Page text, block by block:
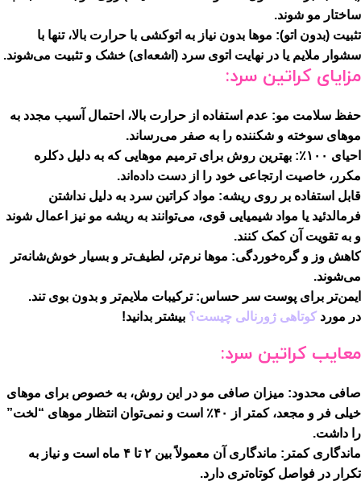
ساختار مو شوند.
تثبیت (بدون اتو): موها بدون نیاز به اتوکشی با حرارت بالا، تنها با
سشوار ملایم یا در نهایت اتوی سرد (اشعه‌ای) خشک و تثبیت می‌شوند.
مزایای کراتین سرد:
حفظ سلامت مو: عدم استفاده از حرارت بالا، احتمال آسیب مجدد به
موهای سوخته و شکننده را به صفر می‌رساند.
احیای ۱۰۰٪:
بهترین روش برای ترمیم موهایی که به دلیل دکلره
مکرر، خاصیت ارتجاعی خود را از دست داده‌اند.
قابل استفاده بر روی ریشه: مواد کراتین سرد به دلیل نداشتن
فرمالدئید یا مواد شیمیایی قوی، می‌توانند به ریشه مو نیز اعمال شوند
و به تقویت آن کمک کنند.
کاهش وز و گره‌خوردگی: موها نرم‌تر، لطیف‌تر و بسیار خوش‌شانه‌تر
می‌شوند.
ایمن‌تر برای پوست سر حساس: ترکیبات ملایم‌تر و بدون بوی تند.
در مورد کوتاهی ژورنالی چیست؟ بیشتر بدانید!
معایب کراتین سرد:
صافی محدود: میزان صافی مو در این روش، به خصوص برای موهای
خیلی فر و مجعد، کمتر از ۴۰٪ است و نمی‌توان انتظار موهای “لخت”
را داشت.
ماندگاری کمتر:
ماندگاری آن معمولاً بین ۲ تا ۴ ماه است و نیاز به
تکرار در فواصل کوتاه‌تری دارد.